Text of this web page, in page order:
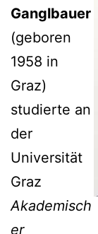
Ganglbauer
(geboren
1958 in
Graz)
studierte an
der
Universität
Graz
Akademisch
er